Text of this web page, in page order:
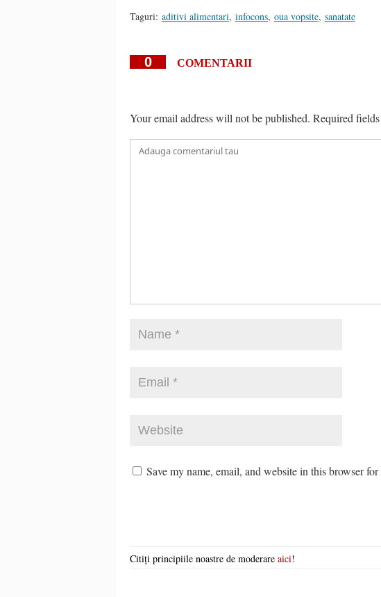
Taguri: aditivi alimentari, infocons, oua vopsite, sanatate
0 COMENTARII
Your email address will not be published. Required
Save my name, email, and website in this browser
Citiți principiile noastre de moderare aici!